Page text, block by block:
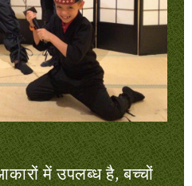
में उपलब्ध है, बच्चों